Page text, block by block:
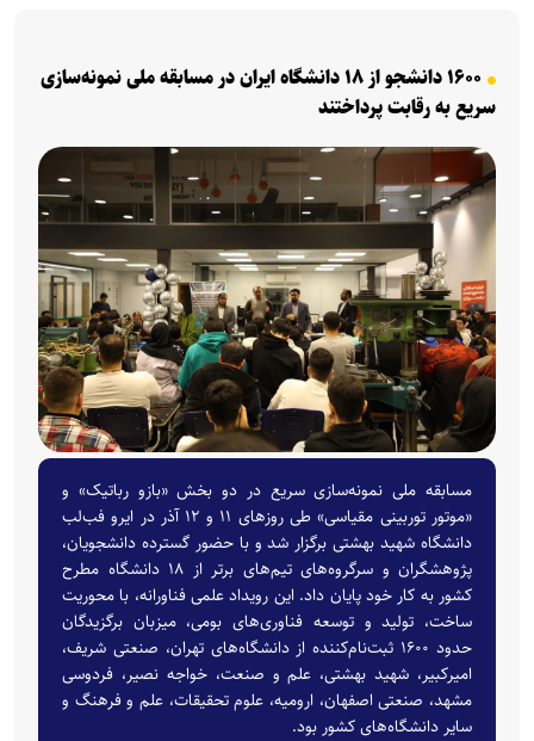
۱۶۰۰ دانشجو از ۱۸ دانشگاه ایران در مسابقه ملی نمونه‌سازی
سریع به رقابت پرداختند
مسابقه ملی نمونه‌سازی سریع در دو بخش «بازو رباتیک» و
«موتور توربینی مقیاسی» طی روز‌های ۱۱ و ۱۲ آذر در ایرو فب‌لب
دانشگاه شهید بهشتی برگزار شد و با حضور گسترده دانشجویان،
پژوهشگران و سرگروه‌های تیم‌های برتر از ۱۸ دانشگاه مطرح
کشور به کار خود پایان داد. این رویداد علمی فناورانه، با محوریت
ساخت، تولید و توسعه فناوری‌های بومی، میزبان برگزیدگان
حدود ۱۶۰۰ ثبت‌نام‌کننده از دانشگاه‌های تهران، صنعتی شریف،
امیرکبیر، شهید بهشتی، علم و صنعت، خواجه نصیر، فردوسی
مشهد، صنعتی اصفهان، ارومیه، علوم تحقیقات، علم و فرهنگ و
سایر دانشگاه‌های کشور بود.